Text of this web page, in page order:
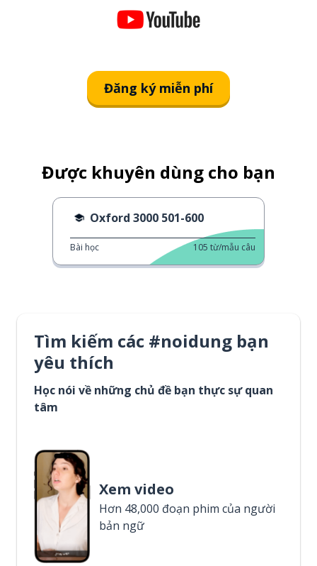
Đăng ký miễn phí
Được khuyên dùng cho bạn
Oxford 3000 501-600
Bài học 105 từ/mẫu câu
Tìm kiếm các #noidung bạn
yêu thích
Học nói về những chủ đề bạn thực sự quan
tâm
Xem video
Hơn 48,000 đoạn phim của người
bản ngữ